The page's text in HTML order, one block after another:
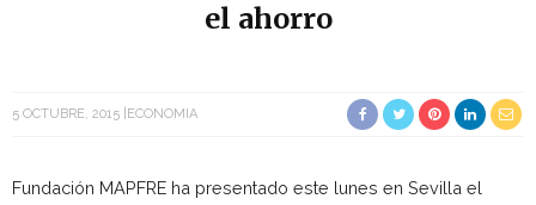
el ahorro
5 OCTUBRE, 2015 ECONOMIA
Fundación MAPFRE ha presentado este lunes en Sevilla el